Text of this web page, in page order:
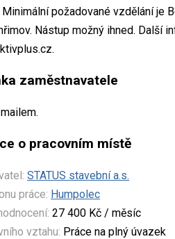
požadované vzdělání je
Nástup možný ihned. Další
zaměstnavatele
o pracovním místě
STATUS stavební a.s.
práce: Humpolec
27 400 Kč / měsíc
vztahu: Práce na plný úvazek